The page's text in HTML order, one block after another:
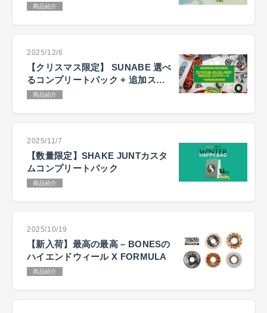
で選ぶ
商品紹介
2025/12/6
【クリスマス限定】 SUNABE 選べ
るコンプリートパック + 追加ステ
ッカーキャンペーン
商品紹介
2025/11/7
【数量限定】SHAKE JUNTカスタ
ムコンプリートパック
商品紹介
2025/10/19
【新入荷】最高の最高 – BONESの
ハイエンドウィール X FORMULA
商品紹介